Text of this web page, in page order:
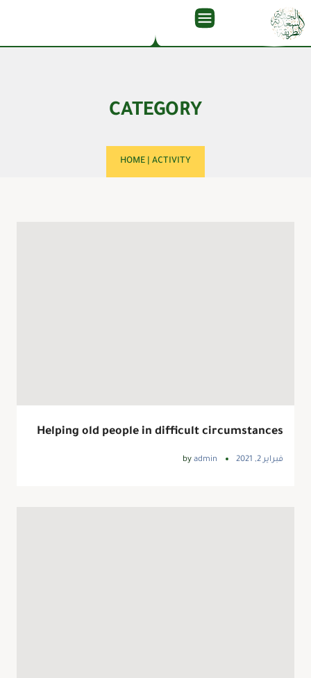
CATEGORY
HOME ACTIVITY
Helping old people in difficult circumstances
فبراير 2, 2021 by admin